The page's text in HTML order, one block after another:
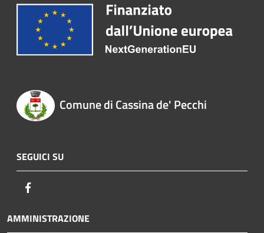
Comune di Cassina de' Pecchi
SEGUICI SU
AMMINISTRAZIONE